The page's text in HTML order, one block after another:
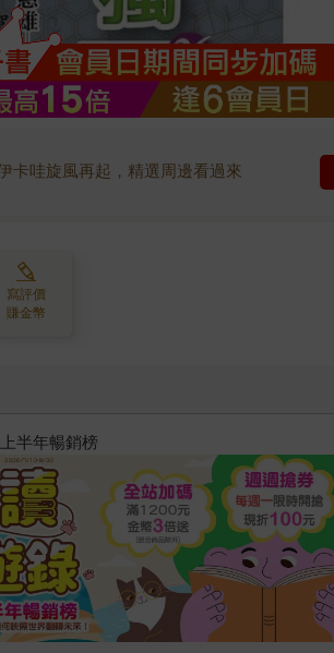
卡哇旋風再起，精選周邊看過來
寫評價
賺金幣
半年暢銷榜